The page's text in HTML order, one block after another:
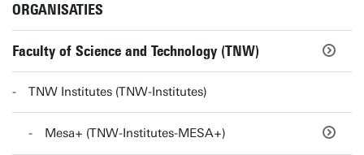
ORGANISATIES
Faculty of Science and Technology (TNW)
TNW Institutes (TNW-Institutes)
Mesa+ (TNW-Institutes-MESA+)